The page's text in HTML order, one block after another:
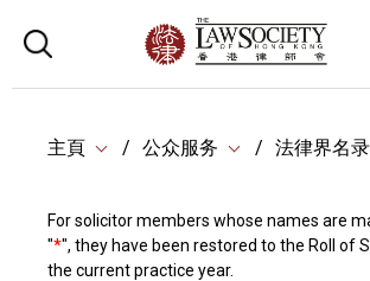
主頁 公众服务 法律界名录
For solicitor members whose names are
"*", they have been restored to the Roll of
the current practice year.